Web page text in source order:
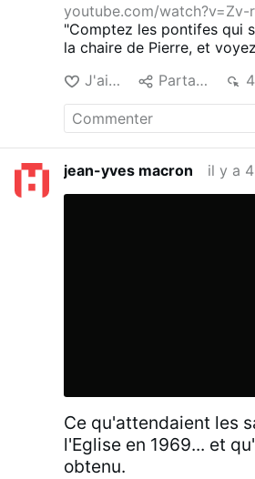
youtube.com/watch?v=Zv-
"Comptez les pontifes qui
la chaire de Pierre, et
constante. C'est bien là le
n'ébranleront jamais les
de l'enfer ". Psaume contre
XVIII SAINT AUGUSTIN.
J'aime Partager 485
jean-yves macron il y a
Ce qu'attendaient les
l'Eglise en 1969... et
obtenu.